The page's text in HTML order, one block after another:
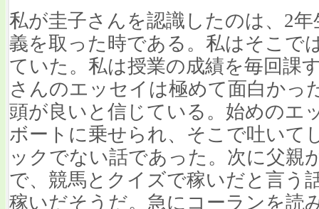
私が圭子さんを認識したのは、2
義を取った時である。私はそこで
ていた。私は授業の成績を毎回課
さんのエッセイは極めて面白かっ
頭が良いと信じている。始めのエ
ボートに乗せられ、そこで吐いて
ックでない話であった。次に父親
で、競馬とクイズで稼いだと言う
稼いだそうだ。急にコーランを読